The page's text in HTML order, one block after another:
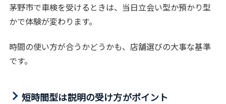
茅野市で車検を受けるときは、当日立会い型か預かり型
かで体験が変わります。
時間の使い方が合うかどうかも、店舗選びの大事な基準
です。
短時間型は説明の受け方がポイント